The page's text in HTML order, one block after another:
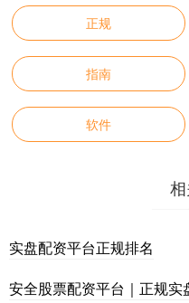
正规
指南
软件
实盘配资平台正规排名
安全股票配资平台｜正规实